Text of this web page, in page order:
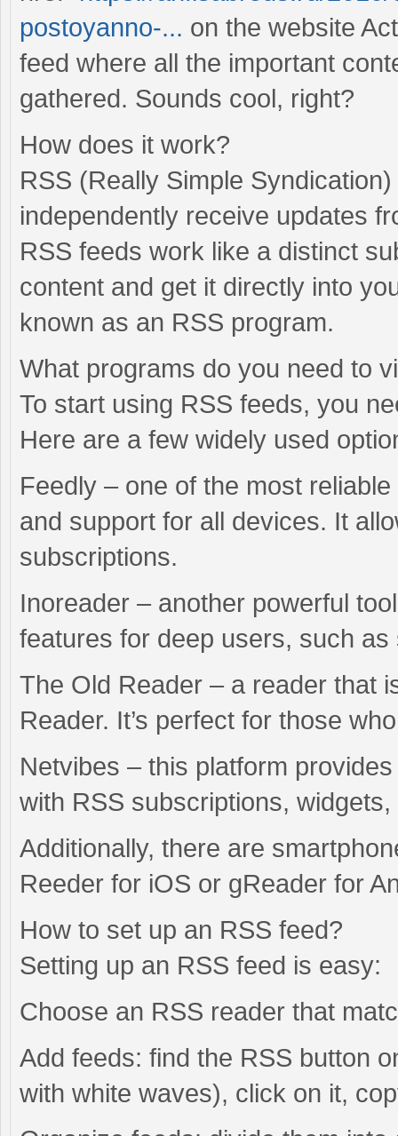
postoyanno-... on the website
feed where all the important
gathered. Sounds cool, right?
How does it work?
RSS (Really Simple
independently receive updates
RSS feeds work like a distinct
content and get it directly into
known as an RSS program.
What programs do you need to
To start using RSS feeds, you
Here are a few widely used
Feedly – one of the most
and support for all devices. It
subscriptions.
Inoreader – another powerful
features for deep users, such
The Old Reader – a reader that
Reader. It’s perfect for those
Netvibes – this platform
with RSS subscriptions,
Additionally, there are
Reeder for iOS or gReader for
How to set up an RSS feed?
Setting up an RSS feed is easy:
Choose an RSS reader that
Add feeds: find the RSS button
with white waves), click on it,